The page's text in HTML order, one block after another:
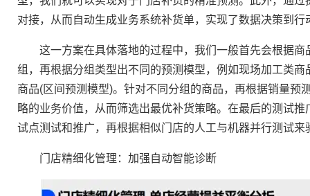
对接，从而自动生成业务系统补货单，实现了数据决策到行
这一方案在具体落地的过程中，我们一般首先会根据商
组，再根据分组类型出不同的预测模型，例如现场加工类
商品(区间预测模型)。针对不同分组的商品，再根据销量预
略的业务价值，从而筛选出最优补货策略。在最后的测试
试点测试和推广，再根据相似门店的人工与机器并行测试来
门店精细化管理：加强自动智能诊断